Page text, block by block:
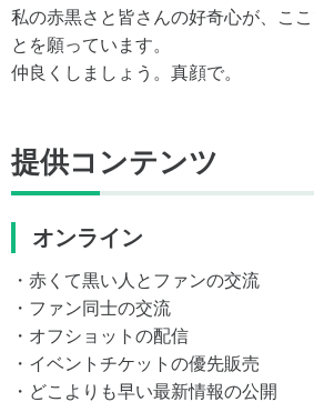
私の赤黒さと皆さんの好奇心が、こ
とを願っています。
仲良くしましょう。真顔で。
提供コンテンツ
オンライン
・赤くて黒い人とファンの交流
・ファン同士の交流
・オフショットの配信
・イベントチケットの優先販売
・どこよりも早い最新情報の公開